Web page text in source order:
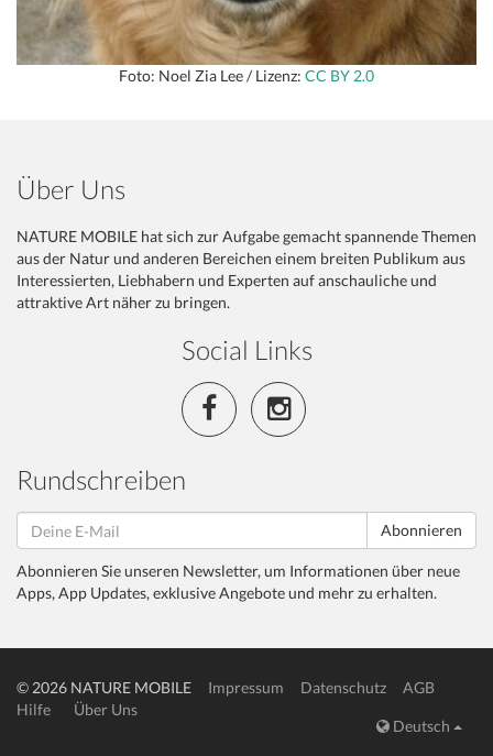
Foto: Noel Zia Lee / Lizenz: CC BY 2.0
Über Uns
NATURE MOBILE hat sich zur Aufgabe gemacht spannende Themen
aus der Natur und anderen Bereichen einem breiten Publikum aus
Interessierten, Liebhabern und Experten auf anschauliche und
attraktive Art näher zu bringen.
Social Links
Rundschreiben
Abonnieren
Abonnieren Sie unseren Newsletter, um Informationen über neue
Apps, App Updates, exklusive Angebote und mehr zu erhalten.
© 2026 NATURE MOBILE Impressum Datenschutz
AGB
Hilfe
Über Uns
Deutsch